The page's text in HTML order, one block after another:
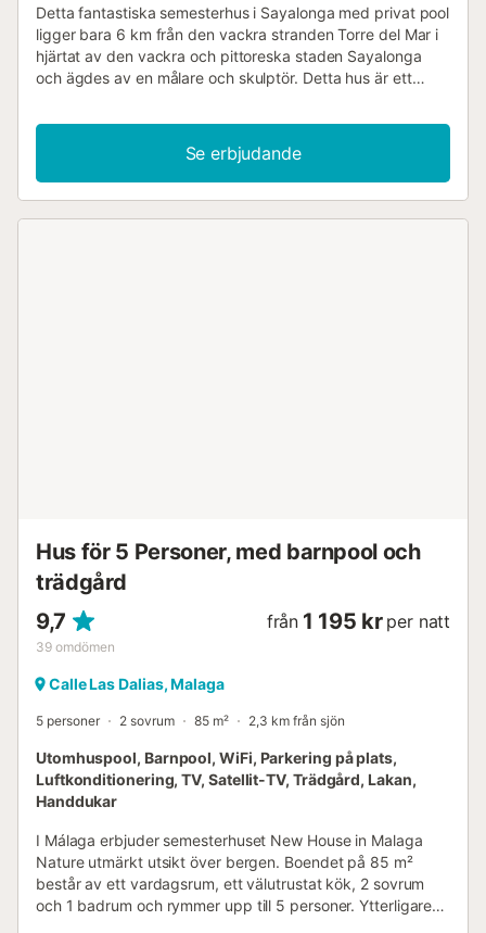
Detta fantastiska semesterhus i Sayalonga med privat pool
ligger bara 6 km från den vackra stranden Torre del Mar i
hjärtat av den vackra och pittoreska staden Sayalonga
och ägdes av en målare och skulptör. Detta hus är ett
på den typiskt andalusiska inlandsbygden utan att behöva
gå miste om de vackra stranddagarna, eftersom du bor
här inte långt från havet. Detta hus med pool, som är
tillgängligt från april till oktober, är perfekt för par som vill
Se erbjudande
Hus för 5 Personer, med barnpool och
trädgård
9,7
39 omdömen
från 1 195 kr per natt
Calle Las Dalias, Malaga
5 personer 2 sovrum 85 m² 2,3 km från sjön
Utomhuspool, Barnpool, WiFi, Parkering på plats,
Luftkonditionering, TV, Satellit-TV, Trädgård, Lakan,
Handdukar
I Málaga erbjuder semesterhuset New House in Malaga
Nature utmärkt utsikt över bergen. Boendet på 85 m²
består av ett vardagsrum, ett välutrustat kök, 2 sovrum
och 1 badrum och rymmer upp till 5 personer. Ytterligare